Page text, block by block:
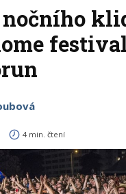
nočního
4 min. čtení